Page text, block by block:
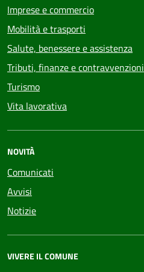
Imprese e commercio
Mobilità e trasporti
Salute, benessere e assistenza
Tributi, finanze e contravvenzioni
Turismo
Vita lavorativa
NOVITÀ
Comunicati
Avvisi
Notizie
VIVERE IL COMUNE